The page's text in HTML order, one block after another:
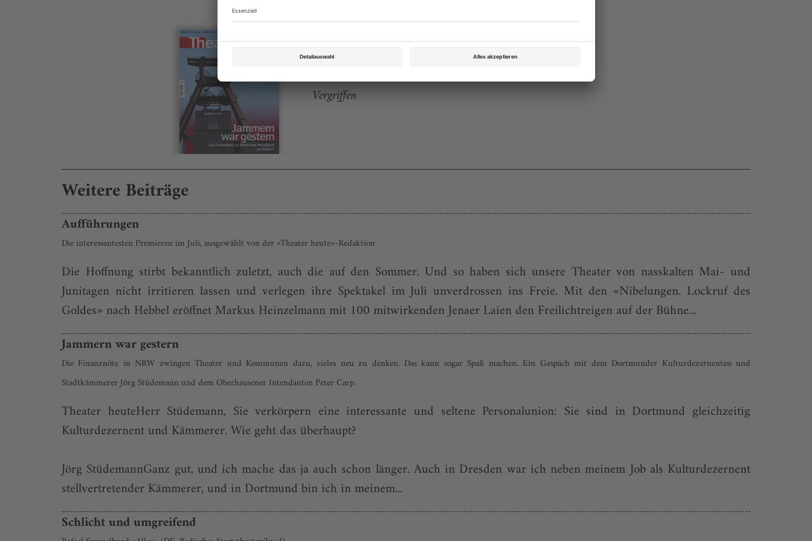
Rubrik: Chronik, Seite 54
von Kristin Becker
Vergriffen
Weitere Beiträge
Aufführungen
Die interessantesten Premieren im Juli, ausgewählt von der «Theater heute»-Redaktion
Die Hoffnung stirbt bekanntlich zuletzt, auch die auf den Sommer. Und so haben sich unsere Theater von nasskalten Mai- und
Junitagen nicht irritieren lassen und verlegen ihre Spektakel im Juli unverdrossen ins Freie. Mit den «Nibelungen. Lockruf des
Goldes» nach Hebbel eröffnet Markus Heinzelmann mit 100 mitwirkenden Jenaer Laien den Freilichtreigen auf der Bühne...
Jammern war gestern
Die Finanznöte in NRW zwingen Theater und Kommunen dazu, vieles neu zu denken. Das kann sogar Spaß machen. Ein Gespäch mit dem Dortmunder Kulturdezernenten und
Stadtkämmerer Jörg Stüdemann und dem Oberhausener Intendanten Peter Carp.
Theater heuteHerr Stüdemann, Sie verkörpern eine interessante und seltene Personalunion: Sie sind in Dortmund gleichzeitig
Kulturdezernent und Kämmerer. Wie geht das überhaupt?
Jörg StüdemannGanz gut, und ich mache das ja auch schon länger. Auch in Dresden war ich neben meinem Job als Kulturdezernent
stellvertretender Kämmerer, und in Dortmund bin ich in meinem...
Schlicht und umgreifend